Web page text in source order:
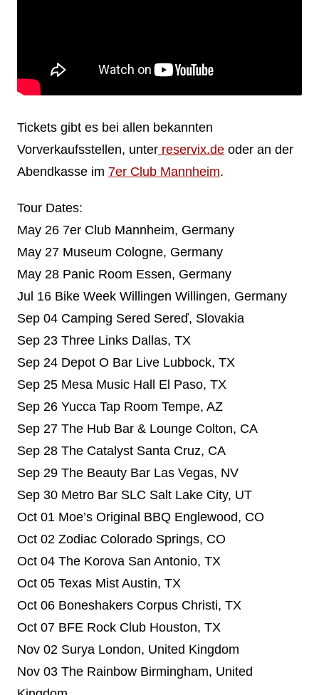
Tickets gibt es bei allen bekannten
Vorverkaufsstellen, unterreservix.deoder an der
Abendkasse im 7er Club Mannheim.
Tour Dates:
May 26 7er Club Mannheim, Germany
May 27 Museum Cologne, Germany
May 28 Panic Room Essen, Germany
Jul 16 Bike Week Willingen Willingen, Germany
Sep 04 Camping Sered Sereď, Slovakia
Sep 23 Three Links Dallas, TX
Sep 24 Depot O Bar Live Lubbock, TX
Sep 25 Mesa Music Hall El Paso, TX
Sep 26 Yucca Tap Room Tempe, AZ
Sep 27 The Hub Bar & Lounge Colton, CA
Sep 28 The Catalyst Santa Cruz, CA
Sep 29 The Beauty Bar Las Vegas, NV
Sep 30 Metro Bar SLC Salt Lake City, UT
Oct 01 Moe’s Original BBQ Englewood, CO
Oct 02 Zodiac Colorado Springs, CO
Oct 04 The Korova San Antonio, TX
Oct 05 Texas Mist Austin, TX
Oct 06 Boneshakers Corpus Christi, TX
Oct 07 BFE Rock Club Houston, TX
Nov 02 Surya London, United Kingdom
Nov 03 The Rainbow Birmingham, United